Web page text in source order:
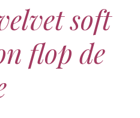
soft
flop de